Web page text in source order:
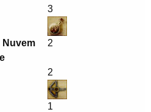
3
2
2
1